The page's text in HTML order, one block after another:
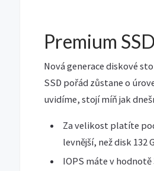
Premium
Nová generace diskové
SSD pořád zůstane o
uvidíme, stojí míň jak
Za velikost platíte
levnější, než disk 132
IOPS máte v hodnotě